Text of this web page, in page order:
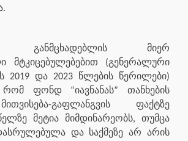
განმცხადებლის მიერ
მტკიცებულებებით (გენერალური
2019 და 2023 წლების წერილები)
ფონდ “იავნანას” თანხების
გაფლანგვის ფაქტზე
მეტია მიმდინარეობს, თუმცა
და საქმეზე არ არის